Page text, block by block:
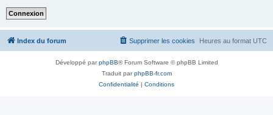
Index du forum Heures au format UTC
Supprimer les cookies
Développé parphpBB® Forum Software © phpBB Limited
Traduit parphpBB-fr.com
Confidentialité | Conditions